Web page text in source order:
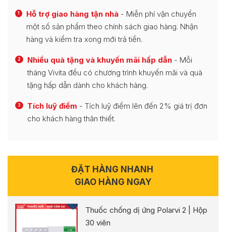
1 Hỗ trợ giao hàng tận nhà - Miễn phí vận chuyển
một số sản phẩm theo chính sách giao hàng. Nhận
hàng và kiểm tra xong mới trả tiền.
2 Nhiều quà tặng và khuyến mãi hấp dẫn - Mỗi
tháng Vivita đều có chương trình khuyến mãi và quà
tặng hấp dẫn dành cho khách hàng.
3 Tích luỹ điểm - Tích luỹ điểm lên đến 2% giá trị đơn
cho khách hàng thân thiết.
ĐẶT HÀNG NHANH
GIAO HÀNG NGAY
Thuốc chống dị ứng Polarvi 2 | Hộp
30 viên